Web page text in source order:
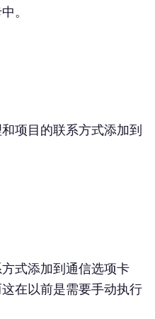
。
项目的联系方式添加到
式添加到通信选项卡
在以前是需要手动执行